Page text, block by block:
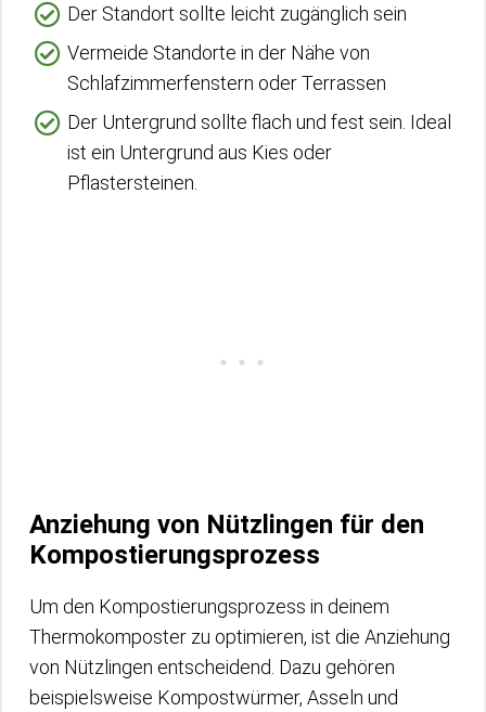
Der Standort sollte leicht zugänglich sein
Vermeide Standorte in der Nähe von
Schlafzimmerfenstern oder Terrassen
Der Untergrund sollte flach und fest sein. Ideal
ist ein Untergrund aus Kies oder
Pflastersteinen.
Anziehung von Nützlingen für den
Kompostierungsprozess
Um den Kompostierungsprozess in deinem
Thermokomposter zu optimieren, ist die Anziehung
von Nützlingen entscheidend. Dazu gehören
beispielsweise Kompostwürmer, Asseln und